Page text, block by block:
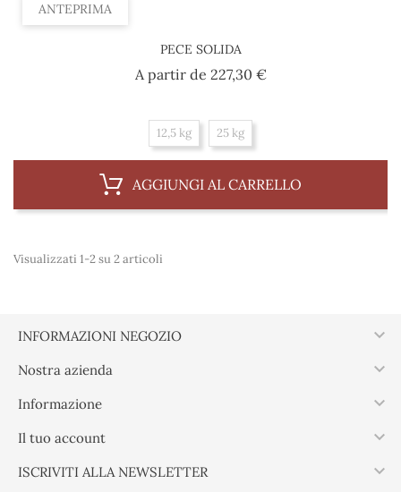
ANTEPRIMA
PECE SOLIDA
A partir de 227,30 €Prezzo
12,5 kg 25 kg
AGGIUNGI AL CARRELLO
Visualizzati 1-2 su 2 articoli
INFORMAZIONI NEGOZIO 
Nostra azienda 
Informazione 
Il tuo account 
ISCRIVITI ALLA NEWSLETTER 